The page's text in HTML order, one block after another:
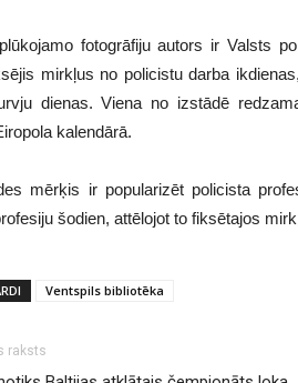
fotogrāfiju autors ir Valsts
mirkļus no policistu darba
dienas. Viena no izstādē
kalendārā.
mērķis ir popularizēt policista
šodien, attēlojot to fiksētajos
Ventspils bibliotēka
raksts